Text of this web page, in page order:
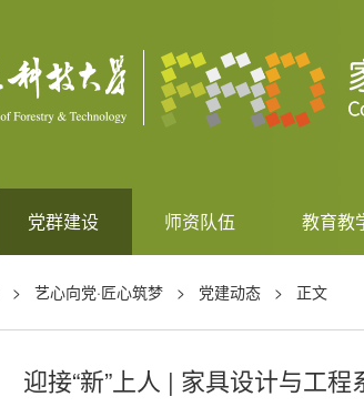
党群建设 师资队伍 教育教
> 艺心向党·匠心筑梦 > 党建动态 > 正文
迎接“新”上人 | 家具设计与工